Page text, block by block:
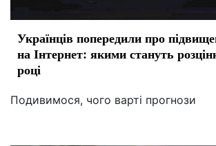
Українців попередили про
на Інтернет: якими стануть
році
Подивимося, чого варті прогнози